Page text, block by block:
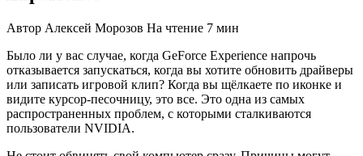
Автор Алексей Морозов На чтение 7 мин
Было ли у вас случае, когда GeForce Experience напрочь
отказывается запускаться, когда вы хотите обновить драйверы
или записать игровой клип? Когда вы щёлкаете по иконке и
видите курсор-песочницу, это все. Это одна из самых
распространенных проблем, с которыми сталкиваются
пользователи NVIDIA.